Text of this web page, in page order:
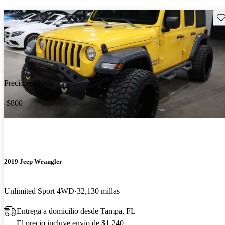
Precio reducido
-$800
2019 Jeep Wrangler
Unlimited Sport 4WD 32,130 millas
Entrega a domicilio desde Tampa, FL